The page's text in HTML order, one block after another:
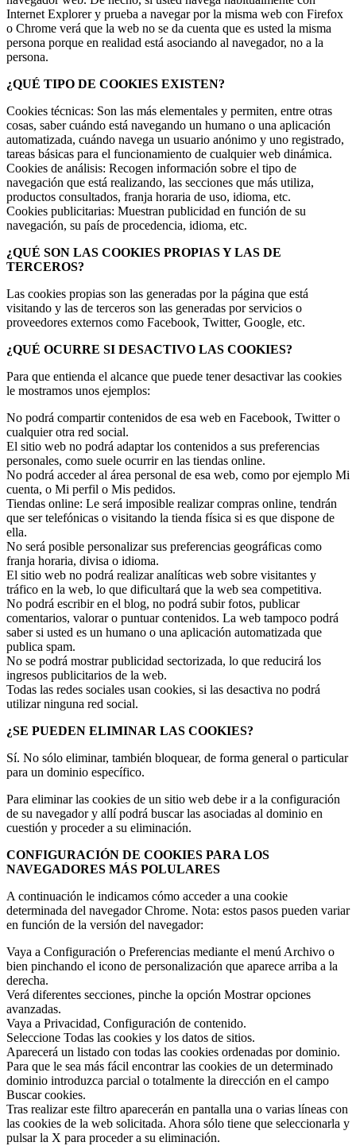
Internet Explorer y prueba a navegar por la misma web con Firefox
o Chrome verá que la web no se da cuenta que es usted la misma
persona porque en realidad está asociando al navegador, no a la
persona.
¿QUÉ TIPO DE COOKIES EXISTEN?
Cookies técnicas: Son las más elementales y permiten, entre otras
cosas, saber cuándo está navegando un humano o una aplicación
automatizada, cuándo navega un usuario anónimo y uno registrado,
tareas básicas para el funcionamiento de cualquier web dinámica.
Cookies de análisis: Recogen información sobre el tipo de
navegación que está realizando, las secciones que más utiliza,
productos consultados, franja horaria de uso, idioma, etc.
Cookies publicitarias: Muestran publicidad en función de su
navegación, su país de procedencia, idioma, etc.
¿QUÉ SON LAS COOKIES PROPIAS Y LAS DE
TERCEROS?
Las cookies propias son las generadas por la página que está
visitando y las de terceros son las generadas por servicios o
proveedores externos como Facebook, Twitter, Google, etc.
¿QUÉ OCURRE SI DESACTIVO LAS COOKIES?
Para que entienda el alcance que puede tener desactivar las cookies
le mostramos unos ejemplos:
No podrá compartir contenidos de esa web en Facebook, Twitter o
cualquier otra red social.
El sitio web no podrá adaptar los contenidos a sus preferencias
personales, como suele ocurrir en las tiendas online.
No podrá acceder al área personal de esa web, como por ejemplo Mi
cuenta, o Mi perfil o Mis pedidos.
Tiendas online: Le será imposible realizar compras online, tendrán
que ser telefónicas o visitando la tienda física si es que dispone de
ella.
No será posible personalizar sus preferencias geográficas como
franja horaria, divisa o idioma.
El sitio web no podrá realizar analíticas web sobre visitantes y
tráfico en la web, lo que dificultará que la web sea competitiva.
No podrá escribir en el blog, no podrá subir fotos, publicar
comentarios, valorar o puntuar contenidos. La web tampoco podrá
saber si usted es un humano o una aplicación automatizada que
publica spam.
No se podrá mostrar publicidad sectorizada, lo que reducirá los
ingresos publicitarios de la web.
Todas las redes sociales usan cookies, si las desactiva no podrá
utilizar ninguna red social.
¿SE PUEDEN ELIMINAR LAS COOKIES?
Sí. No sólo eliminar, también bloquear, de forma general o particular
para un dominio específico.
Para eliminar las cookies de un sitio web debe ir a la configuración
de su navegador y allí podrá buscar las asociadas al dominio en
cuestión y proceder a su eliminación.
CONFIGURACIÓN DE COOKIES PARA LOS
NAVEGADORES MÁS POLULARES
A continuación le indicamos cómo acceder a una cookie
determinada del navegador Chrome. Nota: estos pasos pueden variar
en función de la versión del navegador:
Vaya a Configuración o Preferencias mediante el menú Archivo o
bien pinchando el icono de personalización que aparece arriba a la
derecha.
Verá diferentes secciones, pinche la opción Mostrar opciones
avanzadas.
Vaya a Privacidad, Configuración de contenido.
Seleccione Todas las cookies y los datos de sitios.
Aparecerá un listado con todas las cookies ordenadas por dominio.
Para que le sea más fácil encontrar las cookies de un determinado
dominio introduzca parcial o totalmente la dirección en el campo
Buscar cookies.
Tras realizar este filtro aparecerán en pantalla una o varias líneas con
las cookies de la web solicitada. Ahora sólo tiene que seleccionarla y
pulsar la X para proceder a su eliminación.